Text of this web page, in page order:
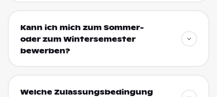
Kann ich mich zum Sommer-
oder zum Wintersemester
bewerben?
Welche Zulassungsbedingung